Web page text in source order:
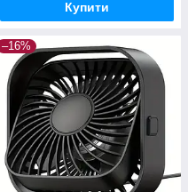
Купити
–16%